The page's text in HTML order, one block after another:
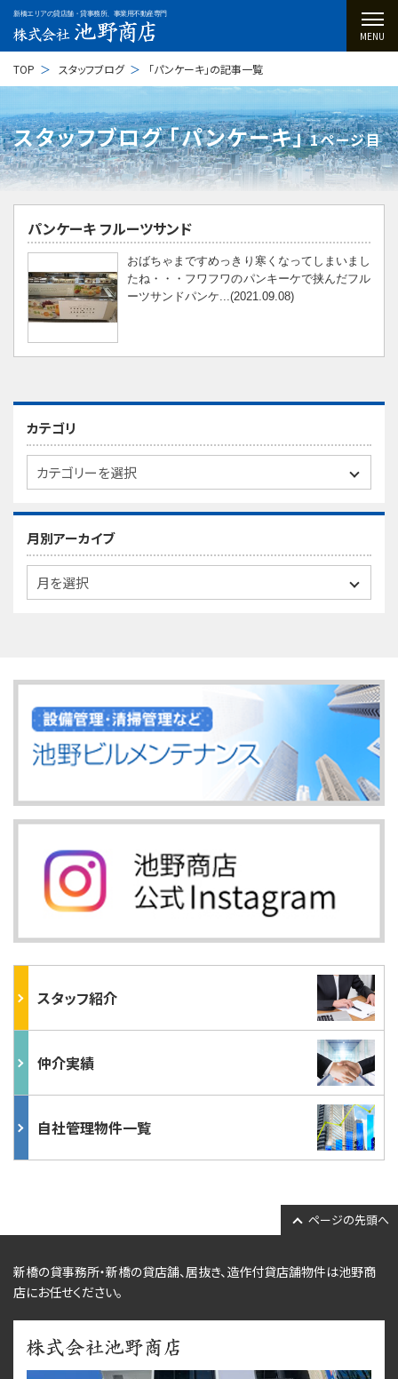
新橋エリアの貸店舗・貸事務所、事業用不動産専門
MENU
TOP スタッフブログ 「パンケーキ」の記事一覧
スタッフブログ ｢パンケーキ｣1ページ目
パンケーキ フルーツサンド
おばちゃまですめっきり寒くなってしまいまし
たね・・・フワフワのパンキーケで挟んだフル
ーツサンドパンケ...(2021.09.08)
カテゴリ
月別アーカイブ
スタッフ紹介
仲介実績
自社管理物件一覧
ページの先頭へ
新橋の貸事務所・新橋の貸店舗、居抜き、造作付貸店舗物件は池野商
店にお任せください。